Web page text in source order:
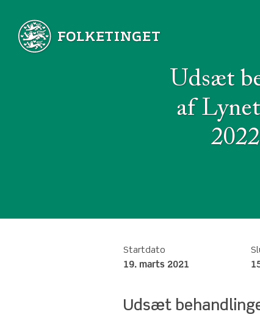
Udsæt
af
Startdato
19. marts 2021
Udsæt